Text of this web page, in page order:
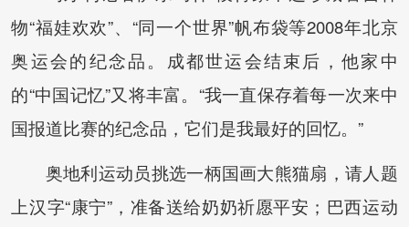
物“福娃欢欢”、“同一个世界”帆布袋等2008年北京
奥运会的纪念品。成都世运会结束后，他家中
的“中国记忆”又将丰富。“我一直保存着每一次来中
国报道比赛的纪念品，它们是我最好的回忆。”
奥地利运动员挑选一柄国画大熊猫扇，请人题
上汉字“康宁”，准备送给奶奶祈愿平安；巴西运动